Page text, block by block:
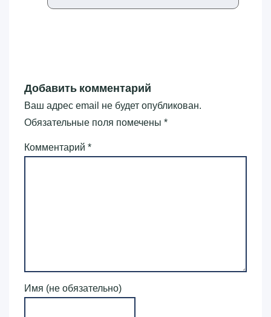
Добавить комментарий
Ваш адрес email не будет опубликован.
Обязательные поля помечены *
Комментарий *
Имя (не обязательно)